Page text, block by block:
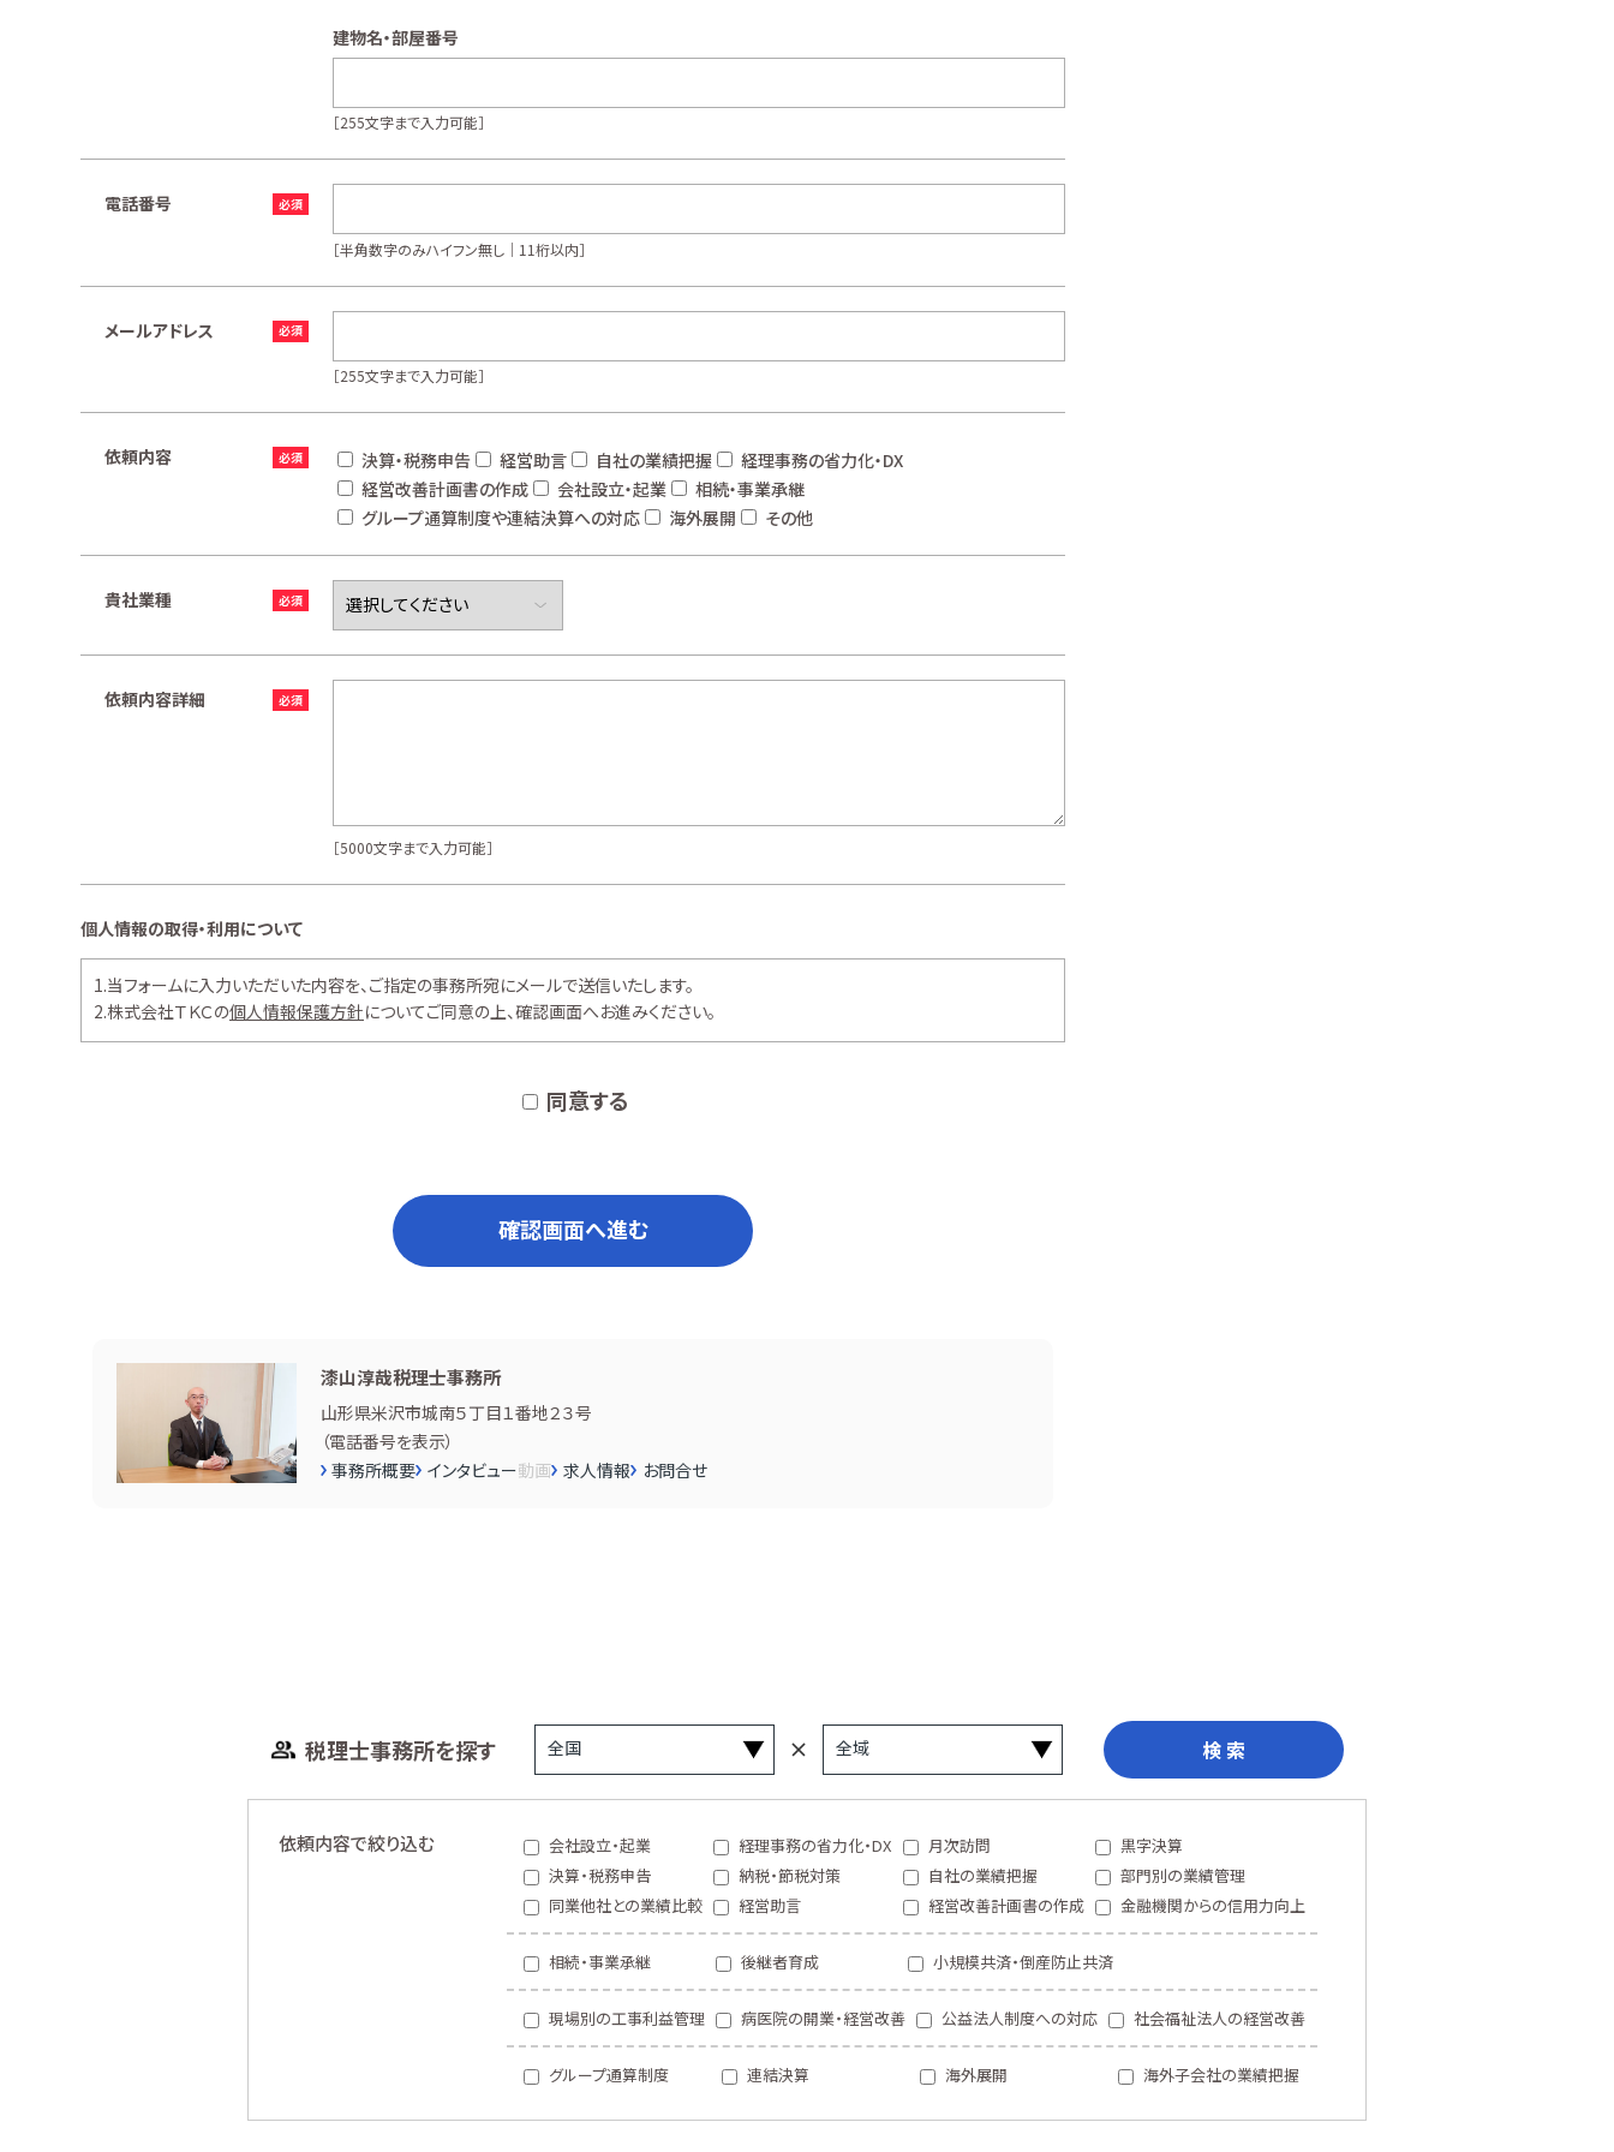
建物名・部屋番号
［255文字まで入力可能］
電話番号
［半角数字のみハイフン無し｜11桁以内］
メールアドレス
［255文字まで入力可能］
依頼内容 決算・税務申告 経営助言 自社の業績把握
経理事務の省力化・DX
経営改善計画書の作成
会社設立・起業
相続・事業承継
グループ通算制度や連結決算への対応
海外展開 その他
貴社業種
依頼内容詳細
［5000文字まで入力可能］
個人情報の取得・利用について
1.当フォームに入力いただいた内容を、ご指定の事務所宛にメールで送信いたします。
2.株式会社ＴＫＣの個人情報保護方針についてご同意の上、確認画面へお進みください。
同意する
確認画面へ進む
漆山淳哉税理士事務所
山形県米沢市城南５丁目１番地２３号
（電話番号を表示）
事務所概要 インタビュー動画 求人情報 お問合せ
税理士事務所を探す 検 索
依頼内容で絞り込む 会社設立・起業 経理事務の省力化・DX 月次訪問
黒字決算
決算・税務申告
納税・節税対策 自社の業績把握
部門別の業績管理
同業他社との業績比較
経営助言 経営改善計画書の作成 金融機関からの信用力向上
相続・事業承継 後継者育成 小規模共済・倒産防止共済
現場別の工事利益管理 病医院の開業・経営改善 公益法人制度への対応 社会福祉法人の経営改善
グループ通算制度 連結決算 海外展開 海外子会社の業績把握